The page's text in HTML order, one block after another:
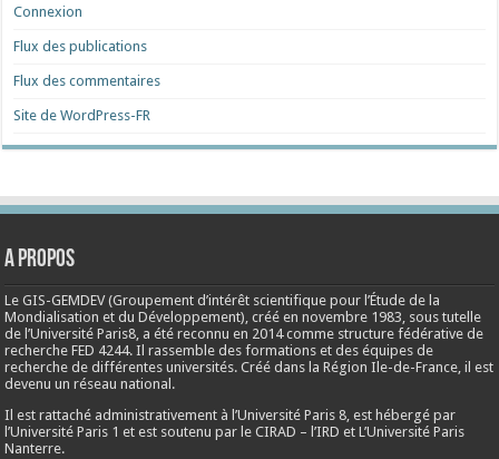
Connexion
Flux des publications
Flux des commentaires
Site de WordPress-FR
A propos
Le GIS-GEMDEV (Groupement d’intérêt scientifique pour l’Étude de la
Mondialisation et du Développement), créé ennovembre 1983, sous tutelle
de l’Université Paris8, a été reconnu en 2014 comme structure fédérative de
recherche FED 4244. Il rassemble des formations et des équipes de
recherche de différentes universités. Créé dans la Région Ile-de-France, il est
devenu un réseau national.
Il est rattaché administrativement à l’Université Paris 8, est hébergé par
l’Université Paris 1 et est soutenu par le CIRAD – l’IRD et L’Université Paris
Nanterre.